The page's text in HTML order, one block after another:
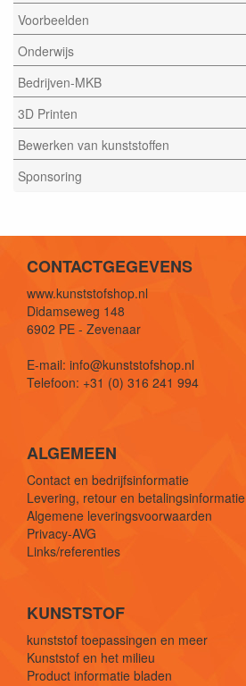
Voorbeelden
Onderwijs
Bedrijven-MKB
3D Printen
Bewerken van kunststoffen
Sponsoring
CONTACTGEGEVENS
www.kunststofshop.nl
Didamseweg 148
6902 PE - Zevenaar
E-mail: info@kunststofshop.nl
Telefoon: +31 (0) 316 241 994
ALGEMEEN
Contact en bedrijfsinformatie
Levering, retour en betalingsinformatie
Algemene leveringsvoorwaarden
Privacy-AVG
Links/referenties
KUNSTSTOF
kunststof toepassingen en meer
Kunststof en het milieu
Product informatie bladen